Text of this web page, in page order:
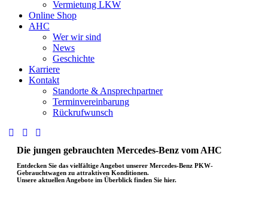
Vermietung LKW
Online Shop
AHC
Wer wir sind
News
Geschichte
Karriere
Kontakt
Standorte & Ansprechpartner
Terminvereinbarung
Rückrufwunsch
Die jungen gebrauchten Mercedes-Benz vom AHC
Entdecken Sie das vielfältige Angebot unserer Mercedes-Benz PKW-
Gebrauchtwagen zu attraktiven Konditionen.
Unsere aktuellen Angebote im Überblick finden Sie hier.